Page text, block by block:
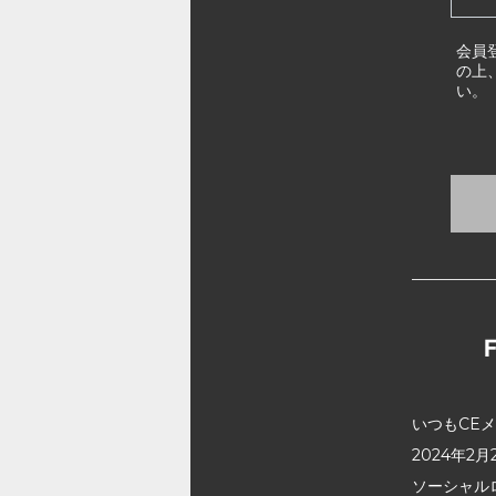
会員
の上
い。
いつもCE
2024年2月
ソーシャ